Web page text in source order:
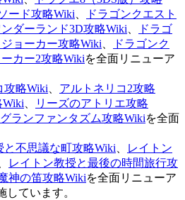
ード攻略Wiki
ドラゴンクエスト
ダーランド3D攻略Wiki
ドラゴ
ョーカー攻略Wiki
ドラゴンク
カー2攻略Wikiを全面リニューア
攻略Wiki
アルトネリコ2攻略
Wiki
リーズのアトリエ攻略
ランファンタズム攻略Wikiを全面
と不思議な町攻略Wiki
レイトン
レイトン教授と最後の時間旅行攻
神の笛攻略Wikiを全面リニューア
しています。